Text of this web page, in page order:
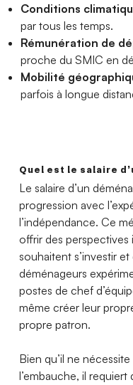
Conditions
par tous les temps.
Rémunération de
proche du SMIC en
Mobilité
parfois à longue
Quel est le salaire
Le salaire d’un
progression avec
l’indépendance. Ce
offrir des perspectives
souhaitent s’investir
déménageurs
postes de chef
même créer leur
propre patron.
Bien qu’il ne
l’embauche, il